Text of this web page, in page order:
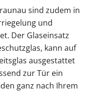
sind zudem in
und
Der Glaseinsatz
kann auf
ausgestattet
zur Tür ein
ganz nach Ihrem